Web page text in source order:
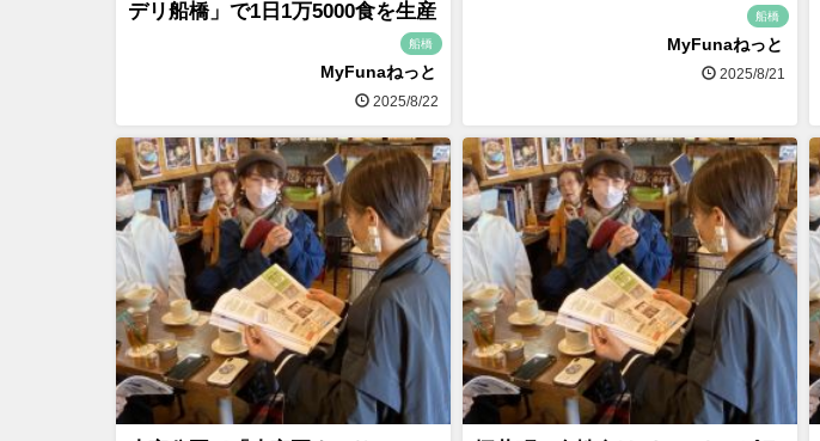
デリ船橋」で1日1万5000食を生産
船橋
MyFunaねっと
2025/8/22
船橋
MyFunaねっと
2025/8/21